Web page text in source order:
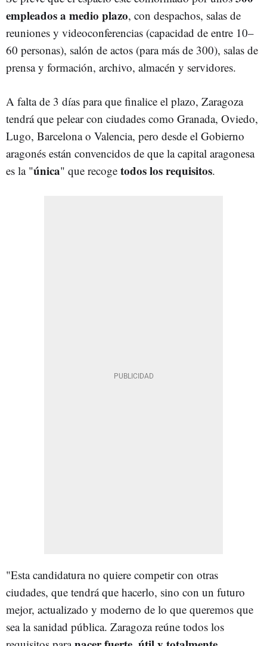
empleados a medio plazo, con despachos, salas de
reuniones y videoconferencias (capacidad de entre 10–
60 personas), salón de actos (para más de 300), salas de
prensa y formación, archivo, almacén y servidores.​
A falta de 3 días para que finalice el plazo, Zaragoza
tendrá que pelear con ciudades como Granada, Oviedo,
Lugo, Barcelona o Valencia, pero desde el Gobierno
aragonés están convencidos de que la capital aragonesa
es la "única" que recoge todos los requisitos.
"Esta candidatura no quiere competir con otras
ciudades, que tendrá que hacerlo, sino con un futuro
mejor, actualizado y moderno de lo que queremos que
sea la sanidad pública. Zaragoza reúne todos los